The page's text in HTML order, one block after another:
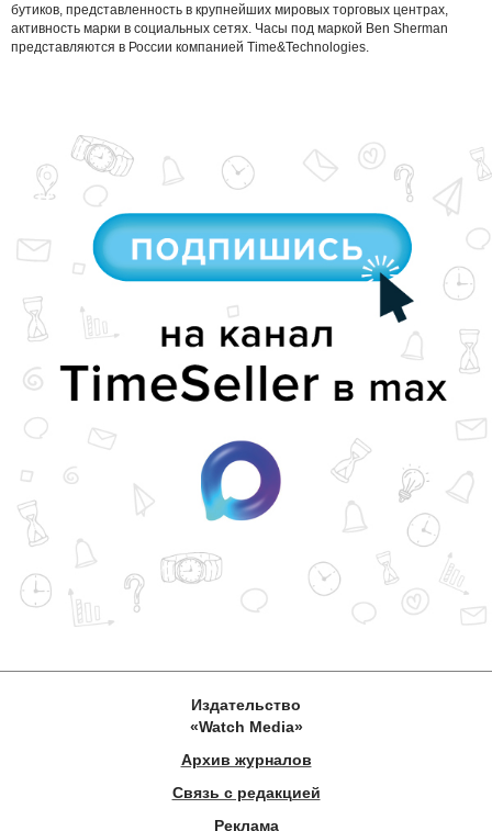
бутиков, представленность в крупнейших мировых торговых центрах,
активность марки в социальных сетях. Часы под маркой Ben Sherman
представляются в России компанией Time&Technologies.
Издательство
«Watch Media»
Архив журналов
Связь с редакцией
Реклама